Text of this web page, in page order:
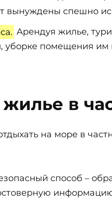
вынуждены спешно
Арендуя жилье,
уборке помещения им
жилье в
на море в
способ –